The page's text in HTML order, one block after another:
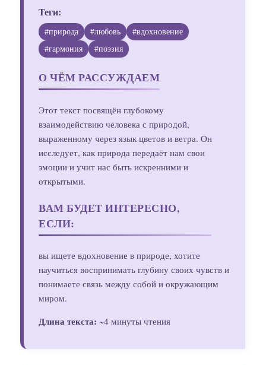
Теги:
#природа #любовь
#вдохновение
#гармония
#поэзия
О ЧЁМ РАССУЖДАЕМ
Этот текст посвящён глубокому
взаимодействию человека с природой,
выраженному через язык цветов и ветра. Он
исследует, как природа передаёт нам свои
эмоции и учит нас быть искренними и
открытыми.
ВАМ БУДЕТ ИНТЕРЕСНО,
ЕСЛИ:
вы ищете вдохновение в природе, хотите
научиться воспринимать глубину своих чувств и
понимаете связь между собой и окружающим
миром.
Длина текста: ~4 минуты чтения